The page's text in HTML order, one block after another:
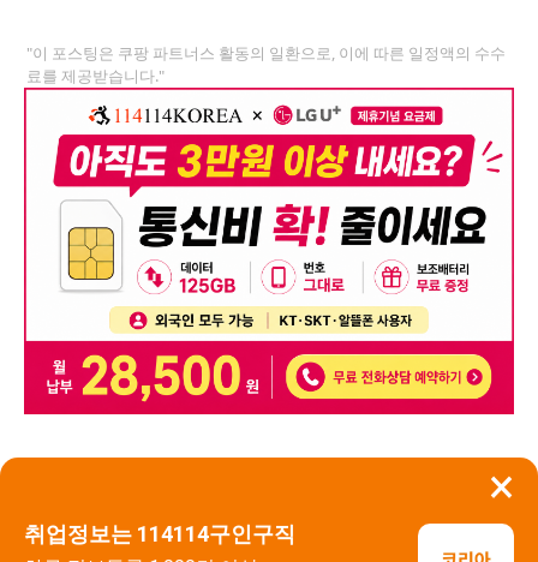
×
취업정보는 114114구인구직
"이 포스팅은 쿠팡 파트너스 활동의 일환으로, 이에 따른 일정액의 수수
료를 제공받습니다."